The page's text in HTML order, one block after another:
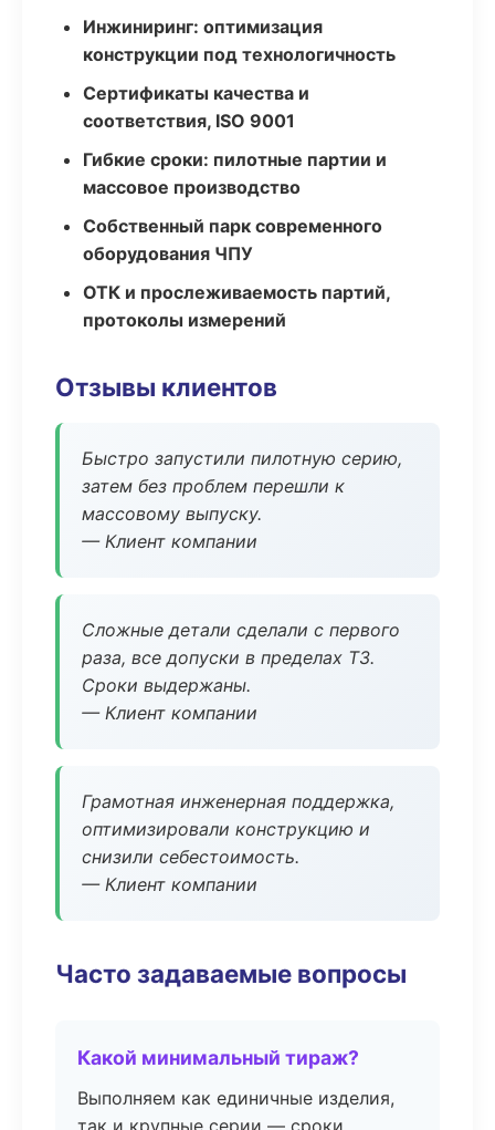
Инжиниринг: оптимизация
конструкции под технологичность
Сертификаты качества и
соответствия, ISO 9001
Гибкие сроки: пилотные партии и
массовое производство
Собственный парк современного
оборудования ЧПУ
ОТК и прослеживаемость партий,
протоколы измерений
Отзывы клиентов
Быстро запустили пилотную серию,
затем без проблем перешли к
массовому выпуску.
— Клиент компании
Сложные детали сделали с первого
раза, все допуски в пределах ТЗ.
Сроки выдержаны.
— Клиент компании
Грамотная инженерная поддержка,
оптимизировали конструкцию и
снизили себестоимость.
— Клиент компании
Часто задаваемые вопросы
Какой минимальный тираж?
Выполняем как единичные изделия,
так и крупные серии — сроки